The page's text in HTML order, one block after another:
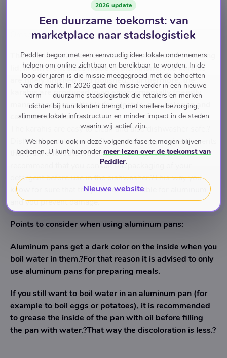
Omschrijving
The Round Karahi set consists of five karahis, including
lid, in different sizes made of aluminum.?The karahis
are finely finished and polished.?Furthermore, the
karahis are produced in an environmentally friendly
manner and are suitable for electric, gas, halogen and
ceramic heat sources.
The karahis are easy to clean and also dishwasher safe.?
Dishwasher detergents often contain aggressive elements
that (can) affect the aluminum.?For this reason, we
recommend that you consult the packaging of your
detergent before use in the dishwasher.?This way you
know for sure that the product is suitable for aluminum
and you prevent damage.
Points to consider when using aluminum pans:
Aluminum pans get a dark color on the inside when you
boil water in them.?For that reason it is advised to only
use aluminum pans for preparing meals.
If you still want to boil water in an aluminum pan (for
example to boil eggs or potatoes), it is recommended
to grease the inside of the pan with oil before filling
the pan with water.?That way the discoloration is less.?
2026 update
Een duurzame toekomst: van
marketplace naar stadslogistiek
Peddler begon met een eenvoudig idee: lokale ondernemers
helpen om online zichtbaar en bereikbaar te worden. In de
loop der jaren is die missie meegegroeid met de behoeften
van de markt. In 2026 gaat die missie verder in een nieuwe
vorm — duurzame stadslogistiek die retailers en merken
dichter bij hun klanten brengt, met snellere bezorging,
slimmere lokale infrastructuur en minder impact in de steden
waarin wij actief zijn.
We hopen u ook in deze volgende fase te mogen blijven
bedienen. U kunt hieronder meer lezen over de toekomst van
Peddler.
Nieuwe website